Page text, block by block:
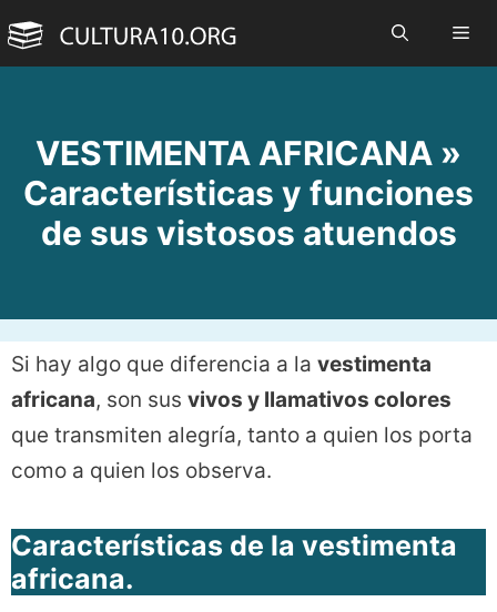
Saltar
al
VESTIMENTA AFRICANA »
Características y funciones
de sus vistosos atuendos
Si hay algo que diferencia a la vestimenta
africana, son sus vivos y llamativos colores
que transmiten alegría, tanto a quien los porta
como a quien los observa.
Características de la vestimenta
africana.